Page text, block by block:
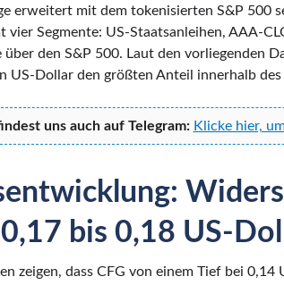
erweitert mit dem tokenisierten S&P 500
vier Segmente: US-Staatsanleihen, AAA-
über den S&P 500. Laut den vorliegenden
US-Dollar den größten Anteil innerhalb
uns auch auf Telegram: Klicke hier,
bis 0,18 US-
zeigen, dass CFG von einem Tief bei 0,14